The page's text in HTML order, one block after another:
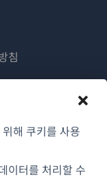
해 쿠키를 사용
이터를 처리할 수
침